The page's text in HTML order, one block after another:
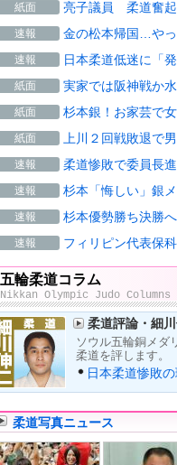
紙面 亮子議員 柔道奮起
速報 金の松本帰国…やっ
速報 日本柔道低迷に「
紙面 実家では阪神戦か
紙面 杉本銀！お家芸で
紙面 上川２回戦敗退で
速報 柔道惨敗で委員長
速報 杉本「悔しい」銀
速報 杉本優勢勝ち決勝
速報 フィリピン代表保
五輪柔道コラム
Nikkan Olympic Judo Columns
柔道評論・細
ソウル五輪銅メダ
柔道を評します。
日本柔道惨敗
柔道写真ニュース